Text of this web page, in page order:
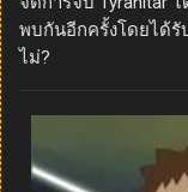
พบกันอีกครั้งโดยได้รั
ไม่?